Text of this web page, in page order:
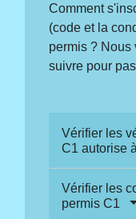
Comment
(code et la
permis ? Nous
suivre pour
Vérifier les
C1 autorise
Vérifier les
permis C1